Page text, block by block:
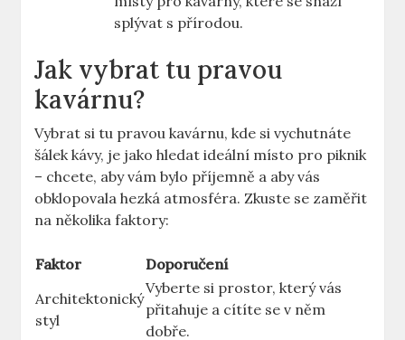
splývat s přírodou.
Jak vybrat tu pravou
kavárnu?
Vybrat si tu pravou kavárnu, kde si vychutnáte
šálek kávy, je jako hledat ideální místo pro piknik
– chcete, aby vám bylo příjemně a aby vás
obklopovala hezká atmosféra. Zkuste se zaměřit
na několika faktory:
Faktor
Doporučení
Architektonický
styl
Vyberte si prostor, který vás
přitahuje a cítíte se v něm
dobře.